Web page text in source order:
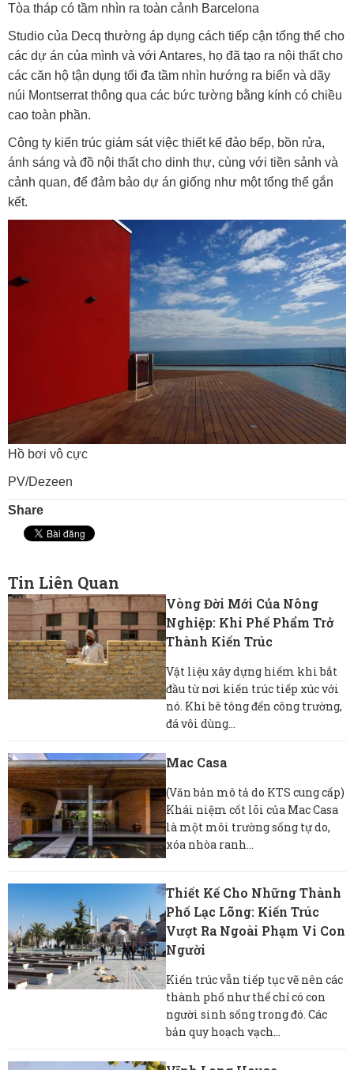
Tòa tháp có tầm nhìn ra toàn cảnh Barcelona
Studio của Decq thường áp dụng cách tiếp cận tổng thể cho
các dự án của mình và với Antares, họ đã tạo ra nội thất cho
các căn hộ tận dụng tối đa tầm nhìn hướng ra biển và dãy
núi Montserrat thông qua các bức tường bằng kính có chiều
cao toàn phần.
Công ty kiến ​​trúc giám sát việc thiết kế đảo bếp, bồn rửa,
ánh sáng và đồ nội thất cho dinh thự, cùng với tiền sảnh và
cảnh quan, để đảm bảo dự án giống như một tổng thể gắn
kết.
Hồ bơi vô cực
PV/Dezeen
Share
Tin Liên Quan
Vòng Đời Mới Của Nông
Nghiệp: Khi Phế Phẩm Trở
Thành Kiến Trúc
Vật liệu xây dựng hiếm khi bắt
đầu từ nơi kiến ​​trúc tiếp xúc với
nó. Khi bê tông đến công trường,
đá vôi dùng...
Mac Casa
(Văn bản mô tả do KTS cung cấp)
Khái niệm cốt lõi của Mac Casa
là một môi trường sống tự do,
xóa nhòa ranh...
Thiết Kế Cho Những Thành
Phố Lạc Lõng: Kiến Trúc
Vượt Ra Ngoài Phạm Vi Con
Người
Kiến trúc vẫn tiếp tục vẽ nên các
thành phố như thể chỉ có con
người sinh sống trong đó. Các
bản quy hoạch vạch...